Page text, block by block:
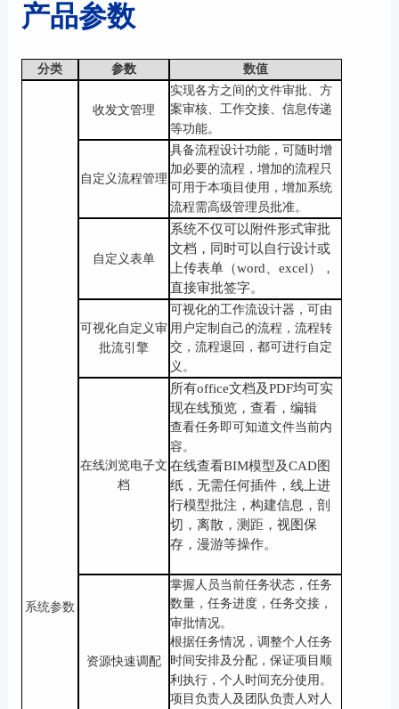
产品参数
分类 参数 数值
系统参数
收发文管理
实现各方之间的文件审批、方
案审核、工作交接、信息传递
等功能。
自定义流程管理
具备流程设计功能，可随时增
加必要的流程，增加的流程只
可用于本项目使用，增加系统
流程需高级管理员批准。
自定义表单
系统不仅可以附件形式审批
文档，同时可以自行设计或
上传表单（word、excel），
直接审批签字。
可视化自定义审
批流引擎
可视化的工作流设计器，可由
用户定制自己的流程，流程转
交，流程退回，都可进行自定
义。
在线浏览电子文
档
所有office文档及PDF均可实
现在线预览，查看，编辑
查看任务即可知道文件当前内
容。
在线查看BIM模型及CAD图
纸，无需任何插件，线上进
行模型批注，构建信息，剖
切，离散，测距，视图保
存，漫游等操作。
资源快速调配
掌握人员当前任务状态，任务
数量，任务进度，任务交接，
审批情况。
根据任务情况，调整个人任务
时间安排及分配，保证项目顺
利执行，个人时间充分使用。
项目负责人及团队负责人对人